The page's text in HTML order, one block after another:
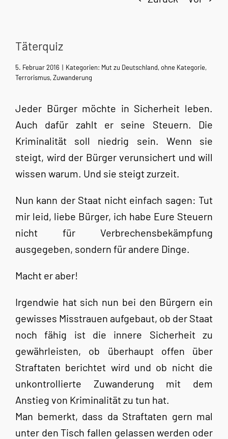
Täterquiz
5. Februar 2016 | Kategorien: Mut zu Deutschland,ohne Kategorie,
Terrorismus,Zuwanderung
Jeder Bürger möchte in Sicherheit leben.
Auch dafür zahlt er seine Steuern. Die
Kriminalität soll niedrig sein. Wenn sie
steigt, wird der Bürger verunsichert und will
wissen warum. Und sie steigt zurzeit.
Nun kann der Staat nicht einfach sagen: Tut
mir leid, liebe Bürger, ich habe Eure Steuern
nicht für Verbrechensbekämpfung
ausgegeben, sondern für andere Dinge.
Macht er aber!
Irgendwie hat sich nun bei den Bürgern ein
gewisses Misstrauen aufgebaut, ob der Staat
noch fähig ist die innere Sicherheit zu
gewährleisten, ob überhaupt offen über
Straftaten berichtet wird und ob nicht die
unkontrollierte Zuwanderung mit dem
Anstieg von Kriminalität zu tun hat.
Man bemerkt, dass da Straftaten gern mal
unter den Tisch fallen gelassen werden oder